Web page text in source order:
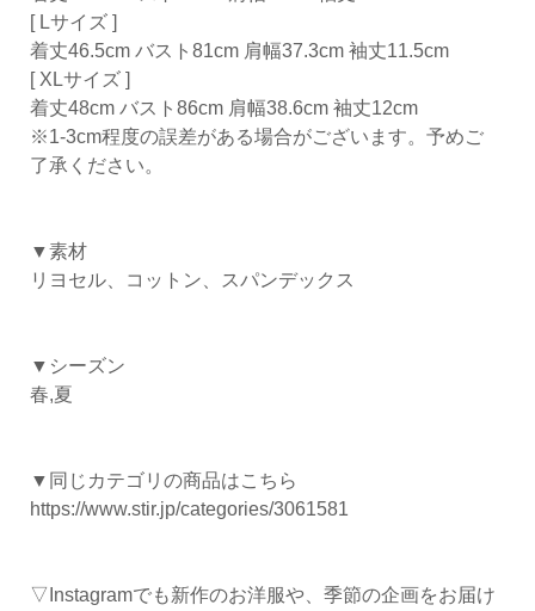
[ Lサイズ ]
着丈46.5cm バスト81cm 肩幅37.3cm 袖丈11.5cm
[ XLサイズ ]
着丈48cm バスト86cm 肩幅38.6cm 袖丈12cm
※1-3cm程度の誤差がある場合がございます。予めご
了承ください。
▼素材
リヨセル、コットン、スパンデックス
▼シーズン
春,夏
▼同じカテゴリの商品はこちら
https://www.stir.jp/categories/3061581
▽Instagramでも新作のお洋服や、季節の企画をお届け